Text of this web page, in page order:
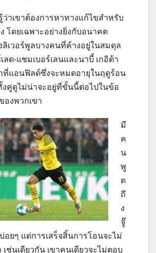
ว่าเขาต้องการหาทางแก้ไขสำหรับ
โดยเฉพาะอย่างยิ่งกับอนาคต
ลิเวอร์พูลบางคนที่ค้างอยู่ในสมดุล
ลด-แชมเบอร์เลนและนาบี้ เกอิต้า
แอนฟิลด์ซึ่งจะหมดอายุในฤดูร้อน
งคู่ดูไม่น่าจะอยู่ที่ขั้นนี้ต่อไปในข้อ
องพวกเขา
มี
ค
น
พู
ด
ถึ
ง
จู๊
อยๆ แต่การเสร็จสิ้นการโอนจะไม่
เช่นเดียวกัน เขาคนเดียวจะไม่ตอบ